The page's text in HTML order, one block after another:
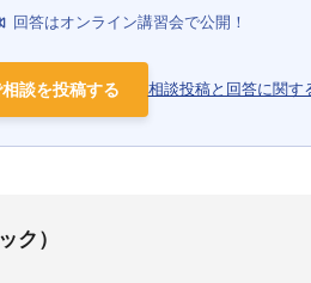
回答はオンライン講習会で公開！
相談を投稿する 相談投稿と回答に関す
ク）